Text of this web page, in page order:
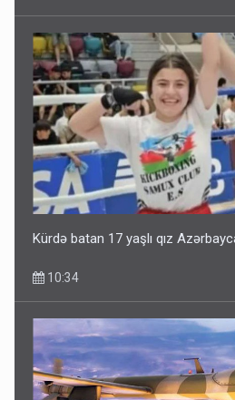
Kürdə batan 17 yaşlı qız
10:34